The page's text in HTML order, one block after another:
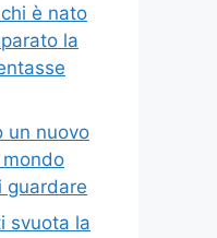
è nato
la
un nuovo
guardare
svuota la